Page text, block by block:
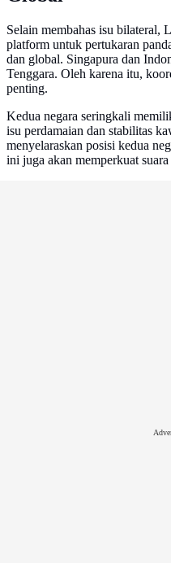
Selain membahas isu bilateral,
platform untuk pertukaran
dan global. Singapura dan
Tenggara. Oleh karena itu,
penting.
Kedua negara seringkali
isu perdamaian dan stabilitas
menyelaraskan posisi kedua
ini juga akan memperkuat